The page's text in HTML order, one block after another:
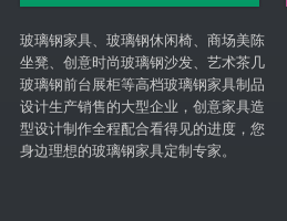
玻璃钢家具、玻璃钢休闲椅、商场美陈
坐凳、创意时尚玻璃钢沙发、艺术茶几
玻璃钢前台展柜等高档玻璃钢家具制品
设计生产销售的大型企业，创意家具造
型设计制作全程配合看得见的进度，您
身边理想的玻璃钢家具定制专家。